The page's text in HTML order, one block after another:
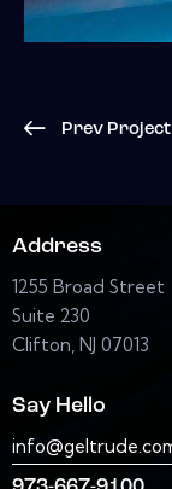
Prev Project
Address
1255 Broad Street
Suite 230
Clifton, NJ 07013
Say Hello